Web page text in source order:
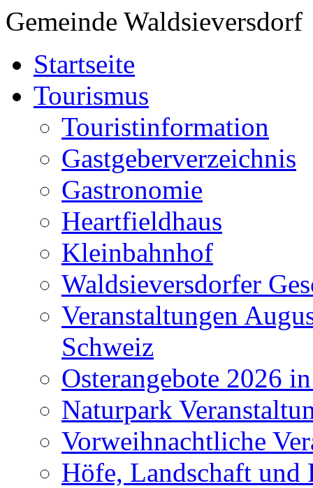
Gemeinde Waldsieversdorf
Startseite
Tourismus
Touristinformation
Gastgeberverzeichnis
Gastronomie
Heartfieldhaus
Kleinbahnhof
Waldsieversdorfer
Veranstaltungen
Schweiz
Osterangebote 2026
Naturpark
Vorweihnachtliche
Höfe, Landschaft und